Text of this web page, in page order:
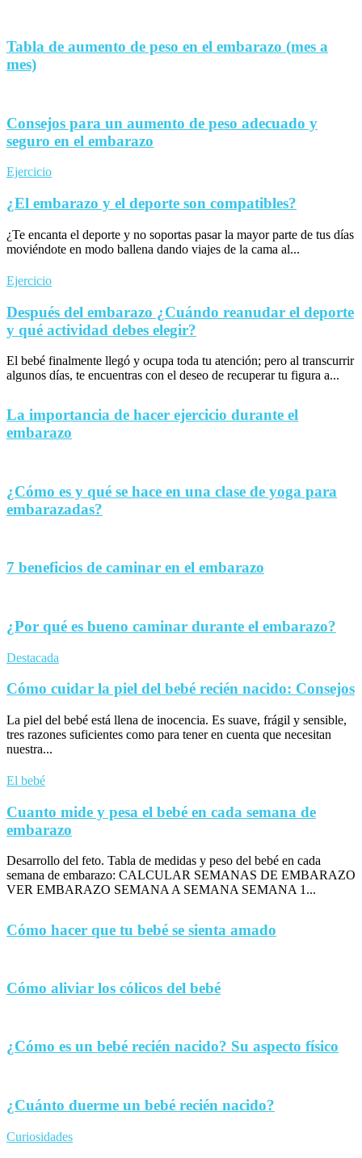
Tabla de aumento de peso en el embarazo (mes a
mes)
Consejos para un aumento de peso adecuado y
seguro en el embarazo
Ejercicio
¿El embarazo y el deporte son compatibles?
¿Te encanta el deporte y no soportas pasar la mayor parte de tus días
moviéndote en modo ballena dando viajes de la cama al...
Ejercicio
Después del embarazo ¿Cuándo reanudar el deporte
y qué actividad debes elegir?
El bebé finalmente llegó y ocupa toda tu atención; pero al transcurrir
algunos días, te encuentras con el deseo de recuperar tu figura a...
La importancia de hacer ejercicio durante el
embarazo
¿Cómo es y qué se hace en una clase de yoga para
embarazadas?
7 beneficios de caminar en el embarazo
¿Por qué es bueno caminar durante el embarazo?
Destacada
Cómo cuidar la piel del bebé recién nacido: Consejos
La piel del bebé está llena de inocencia. Es suave, frágil y sensible,
tres razones suficientes como para tener en cuenta que necesitan
nuestra...
El bebé
Cuanto mide y pesa el bebé en cada semana de
embarazo
Desarrollo del feto. Tabla de medidas y peso del bebé en cada
semana de embarazo: CALCULAR SEMANAS DE EMBARAZO
VER EMBARAZO SEMANA A SEMANA SEMANA 1...
Cómo hacer que tu bebé se sienta amado
Cómo aliviar los cólicos del bebé
¿Cómo es un bebé recién nacido? Su aspecto físico
¿Cuánto duerme un bebé recién nacido?
Curiosidades